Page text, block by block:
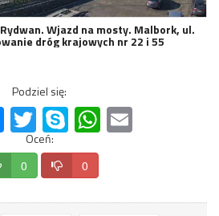
Wjazd na mosty. Malbork, ul.
dróg krajowych nr 22 i 55
Podziel się:
Messenger
Twitter Skype WhatsApp
Oceń:
0 0